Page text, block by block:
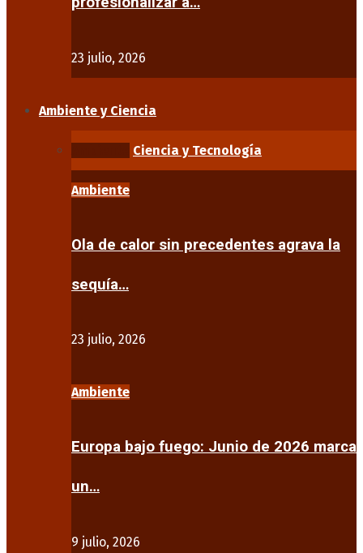
23 julio, 2026
Ambiente y Ciencia
Ciencia y Tecnología
Ambiente
Ola de calor sin precedentes agrava la
sequía…
23 julio, 2026
Ambiente
Europa bajo fuego: Junio de 2026 marca
un…
9 julio, 2026